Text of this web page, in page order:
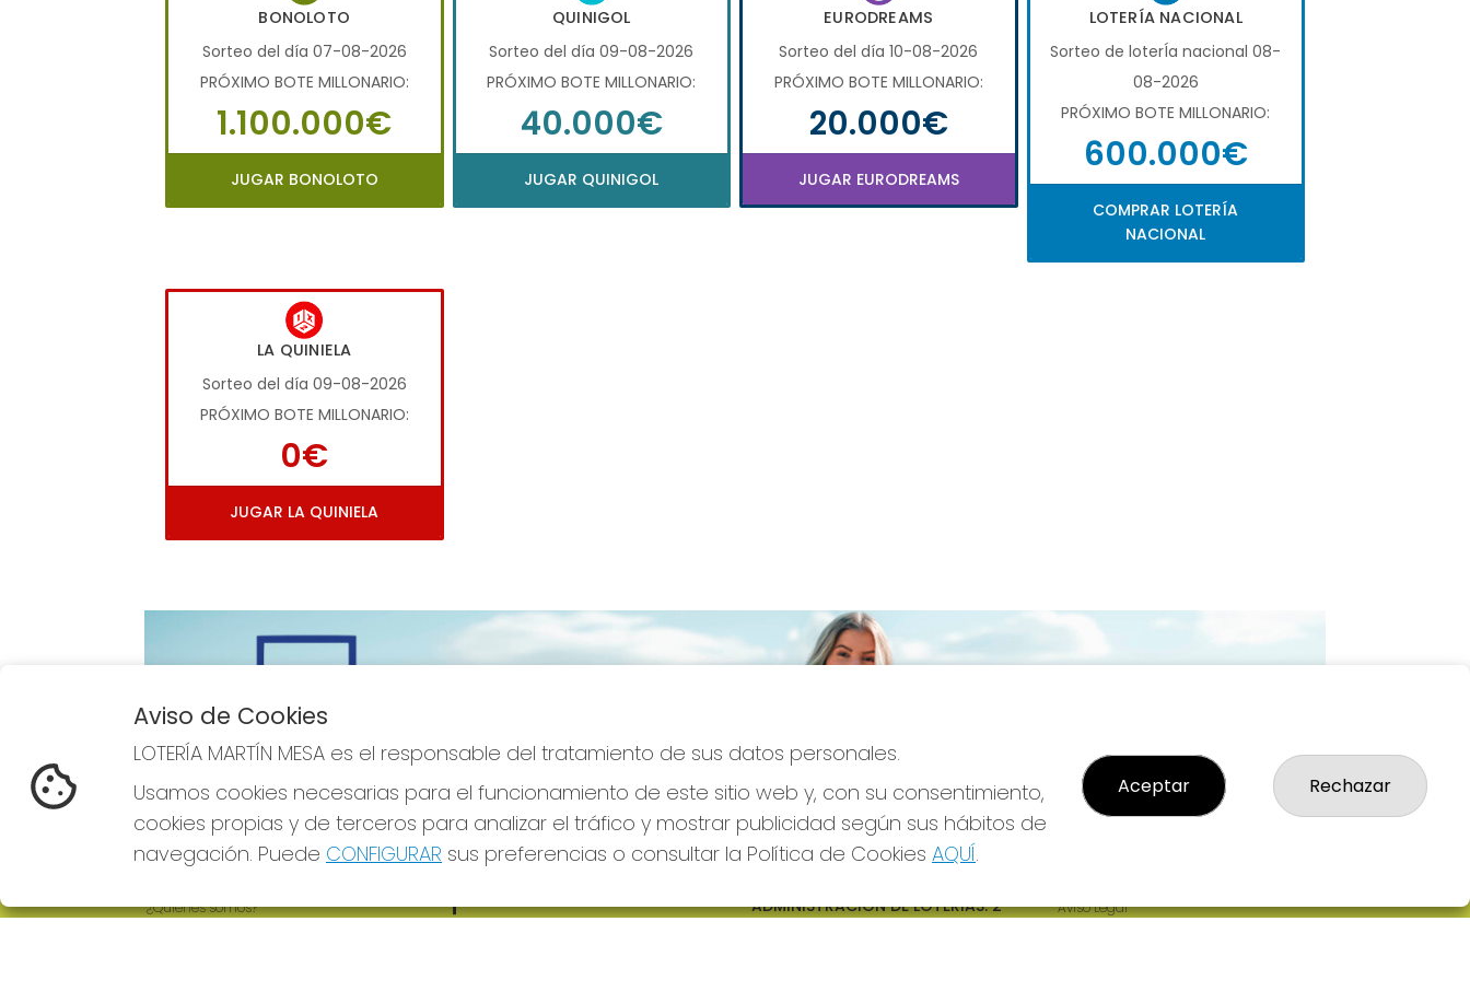
BONOLOTO
Sorteo del día 07-08-2026
PRÓXIMO BOTE MILLONARIO:
1.100.000€
JUGAR BONOLOTO
QUINIGOL
Sorteo del día 09-08-2026
PRÓXIMO BOTE MILLONARIO:
40.000€
JUGAR QUINIGOL
EURODREAMS
Sorteo del día 10-08-2026
PRÓXIMO BOTE MILLONARIO:
20.000€
JUGAR EURODREAMS
LOTERÍA NACIONAL
Sorteo de loterÍa nacional 08-
08-2026
PRÓXIMO BOTE MILLONARIO:
600.000€
COMPRAR LOTERÍA
NACIONAL
LA QUINIELA
Sorteo del día 09-08-2026
PRÓXIMO BOTE MILLONARIO:
0€
JUGAR LA QUINIELA
Imagen anterior
LOTERÍA MARTÍN MESA
¿Quiénes somos?
REDES SOCIALES
ADMINISTRACION DE LOTERIAS: 2-
CIUDAD RODRIGO - RECEPTOR
Aviso Legal
Aviso de Cookies
LOTERÍA MARTÍN MESA es el responsable del tratamiento de sus datos personales.
Usamos cookies necesarias para el funcionamiento de este sitio web y, con su consentimiento,
cookies propias y de terceros para analizar el tráfico y mostrar publicidad según sus hábitos de
navegación. Puede CONFIGURAR sus preferencias o consultar la Política de Cookies AQUÍ.
Aceptar Rechazar